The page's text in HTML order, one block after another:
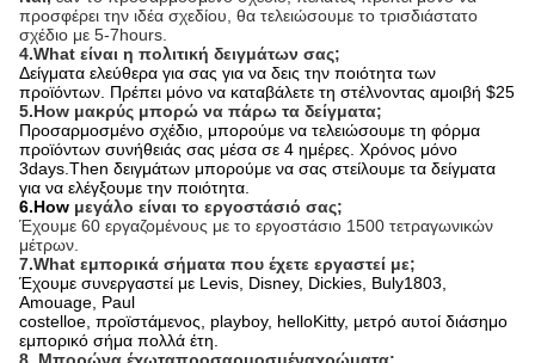
προσφέρει την ιδέα σχεδίου, θα τελειώσουμε το τρισδιάστατο
σχέδιο με 5-7hours.
4.What είναι η πολιτική δειγμάτων σας;
Δείγματα ελεύθερα για σας για να δεις την ποιότητα των
προϊόντων. Πρέπει μόνο να καταβάλετε τη στέλνοντας αμοιβή $25
5.How μακρύς μπορώ να πάρω τα δείγματα;
Προσαρμοσμένο σχέδιο, μπορούμε να τελειώσουμε τη φόρμα
προϊόντων συνήθειάς σας μέσα σε 4 ημέρες. Χρόνος μόνο
3days.Then δειγμάτων μπορούμε να σας στείλουμε τα δείγματα
για να ελέγξουμε την ποιότητα.
6.How μεγάλο είναι το εργοστάσιό σας;
Έχουμε 60 εργαζομένους με το εργοστάσιο 1500 τετραγωνικών
μέτρων.
7.What εμπορικά σήματα που έχετε εργαστεί με;
Έχουμε συνεργαστεί με Levis, Disney, Dickies, Buly1803,
Amouage, Paul
costelloe, προϊστάμενος, playboy, helloKitty, μετρό αυτοί διάσημο
εμπορικό σήμα πολλά έτη.
8. Μπορώνα έχωταπροσαρμοσμέναχρώματα;